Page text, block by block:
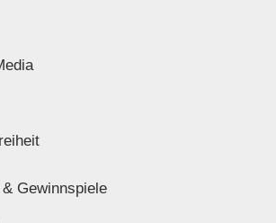
Gewinnspiele